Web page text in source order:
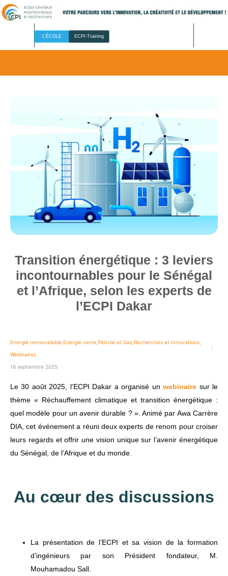
L'ÉCOLE ECPI-Training
Transition énergétique : 3 leviers
incontournables pour le Sénégal
et l’Afrique, selon les experts de
l’ECPI Dakar
Energie renouvelable Energie verte Pétrole et Gaz Recherches et Innovations
Webinaires
16 septembre 2025
Le 30 août 2025, l’ECPI Dakar a organisé unwebinaire sur le
thème « Réchauffement climatique et transition énergétique :
quel modèle pour un avenir durable ? ». Animé par Awa Carrère
DIA, cet événement a réuni deux experts de renom pour croiser
leurs regards et offrir une vision unique sur l’avenir énergétique
du Sénégal, de l’Afrique et du monde.
Au cœur des discussions
La présentation de l’ECPI et sa vision de la formation
d’ingénieurs par son Président fondateur, M.
Mouhamadou Sall.